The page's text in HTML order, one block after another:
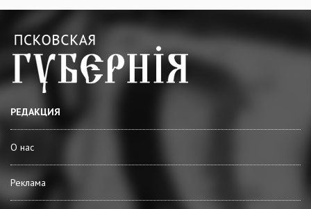
РЕДАКЦИЯ
О нас
Реклама